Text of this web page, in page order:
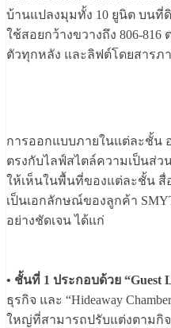
บ้านแปลงมุมทั้ง 10 ยูนิต บนที่
ใช้สอยกว้างขวางถึง 806-
ตัวทุกหลัง และลิฟต์โดยสารภ
การออกแบบภายในแต่ละชั้น
ตรงกับไลฟ์สไตล์ความเป็นส่
ให้เห็นในพื้นที่ของแต่ละชั้น สื่
เป็นเอกลักษณ์ของลูกค้า
อย่างชัดเจน ได้แก่
• ชั้นที่ 1 ประกอบด้วย “Guest
ธุรกิจ และ “Hideaway
ใหญ่ที่สามารถปรับแต่งตามกิ